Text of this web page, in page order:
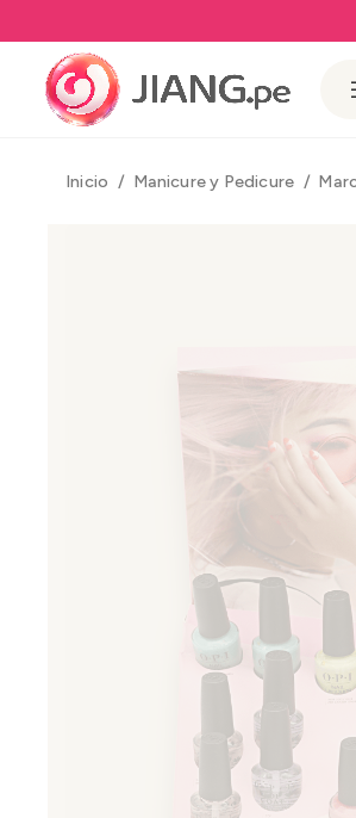
Inicio Manicure y Pedicure